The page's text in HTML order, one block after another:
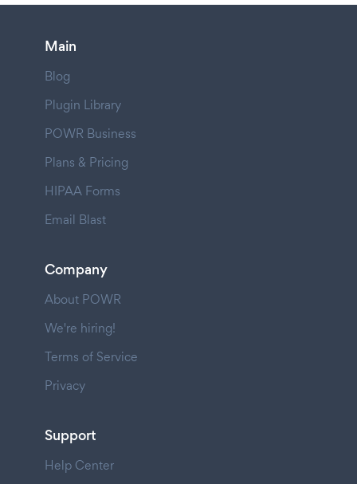
Main
Blog
Plugin Library
POWR Business
Plans & Pricing
HIPAA Forms
Email Blast
Company
About POWR
We're hiring!
Terms of Service
Privacy
Support
Help Center